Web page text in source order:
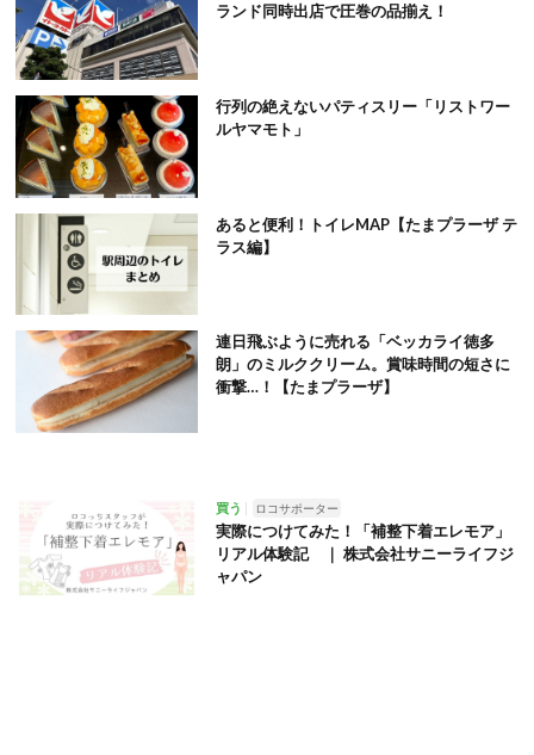
ランド同時出店で圧巻の品揃え！
行列の絶えないパティスリー「リストワー
ルヤマモト」
あると便利！トイレMAP【たまプラーザ テ
ラス編】
連日飛ぶように売れる「ベッカライ徳多
朗」のミルククリーム。賞味時間の短さに
衝撃…！【たまプラーザ】
買う ロコサポーター
実際につけてみた！「補整下着エレモア」
リアル体験記 ｜ 株式会社サニーライフジ
ャパン